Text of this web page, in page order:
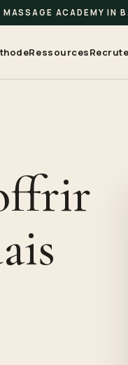
MASSAGE ACADEMY IN
Ressources